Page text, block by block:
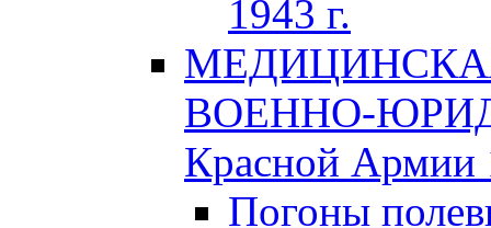
1943 г.
ВОЕННО-
Красной Армии
Погоны